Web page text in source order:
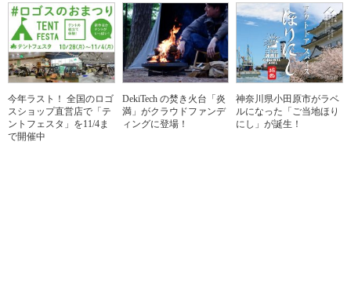
今年ラスト！ 全国のロゴ
スショップ直営店で「テ
ントフェスタ」を11/4ま
で開催中
DekiTech の焚き火台「炎
満」がクラウドファンデ
ィングに登場！
神奈川県小田原市がラベ
ルになった「ご当地ほり
にし」が誕生！